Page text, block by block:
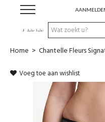
Home
Home > Chantelle Fleurs
Voeg toe aan wishlist